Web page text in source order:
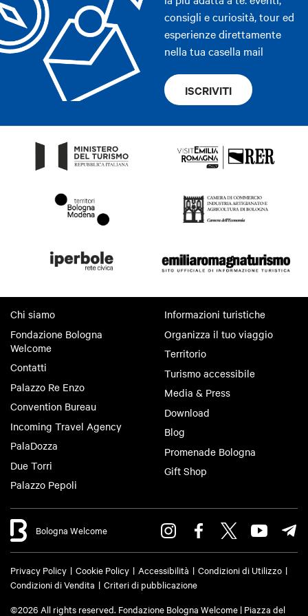
consigli e curiosità, tour ed
esperienze direttamente
nella tua casella mail
ISCRIVITI
Chi siamo
Fondazione Bologna
Welcome
Contatti
Palazzo Re Enzo
Convention Bureau
Incoming Travel Agency
PalaDozza
Due Torri
Palazzo Pepoli
Informazioni turistiche
Organizza il tuo viaggio
Territorio
Turismo accessibile
Media & Press
Download
Blog
Promenade Bologna
Gift Shop
Bologna Welcome
Privacy Policy Cookie Policy Accessibilità
Condizioni di Utilizzo
Condizioni di Vendita
Criteri di pubblicazione
©2026 All rights reserved. Fondazione Bologna Welcome | Piazza del